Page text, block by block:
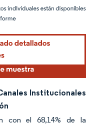
según CC BY 4.0.
Institucionales
con el 68,14% de la